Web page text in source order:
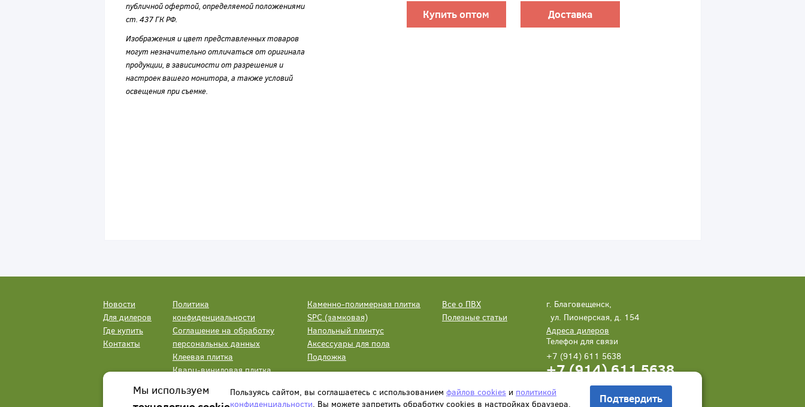
публичной офертой, определяемой положениями
ст. 437 ГК РФ.
Изображения и цвет представленных товаров
могут незначительно отличаться от оригинала
продукции, в зависимости от разрешения и
настроек вашего монитора, а также условий
освещения при съемке.
Купить оптом Доставка
Новости
Для дилеров
Где купить
Контакты
Политика
конфиденциальности
Соглашение на обработку
персональных данных
Клеевая плитка
Кварц-виниловая плитка
Каменно-полимерная плитка
SPC (замковая)
Напольный плинтус
Аксессуары для пола
Подложка
Все о ПВХ
Полезные статьи
г. Благовещенск,
ул. Пионерская, д. 154
Адреса дилеров
Телефон для связи
+7 (914) 611 5638
+7 (914) 611 5638
Написать нам Заказать звонок
Мы используем
Пользуясь сайтом, вы соглашаетесь с использованием файлов cookies и политикой
конфиденциальности. Вы можете запретить обработку сookies в настройках браузера. Подтвердить